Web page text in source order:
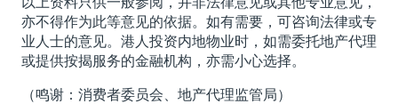
亦不得作为此等意见的依据。如有需要，可咨询法律或专
业人士的意见。港人投资内地物业时，如需委托地产代理
或提供按揭服务的金融机构，亦需小心选择。
（鸣谢：消费者委员会、地产代理监管局）